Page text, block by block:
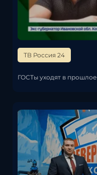
ТВ Россия 24
ГОСТы уходят в прошлое